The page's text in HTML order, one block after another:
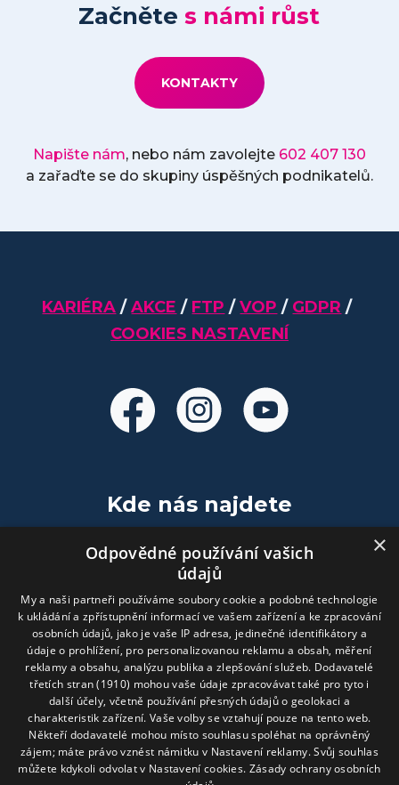
Začnětes námi růst
KONTAKTY
Napište nám, nebo nám zavolejte 602 407 130
a zařaďte se do skupiny úspěšných podnikatelů.
KARIÉRA / AKCE / FTP / VOP / GDPR /
COOKIES NASTAVENÍ
Kde nás najdete
Relative design s.r.o.
Komenského nám. 141
2. patro
674 01 Třebíč
602 407 130
info@relative.cz
Fakturační údaje
Relative design s.r.o.
×
Odpovědné používání vašich
údajů
My a naši partneři používáme soubory cookie a podobné technologie
k ukládání a zpřístupnění informací ve vašem zařízení a ke zpracování
osobních údajů, jako je vaše IP adresa, jedinečné identifikátory a
údaje o prohlížení, pro personalizovanou reklamu a obsah, měření
reklamy a obsahu, analýzu publika a zlepšování služeb. Dodavatelé
třetích stran (1910) mohou vaše údaje zpracovávat také pro tyto i
další účely, včetně používání přesných údajů o geolokaci a
charakteristik zařízení. Vaše volby se vztahují pouze na tento web.
Někteří dodavatelé mohou místo souhlasu spoléhat na oprávněný
zájem; máte právo vznést námitku v Nastavení reklamy. Svůj souhlas
můžete kdykoli odvolat v Nastavení cookies. Zásady ochrany osobních